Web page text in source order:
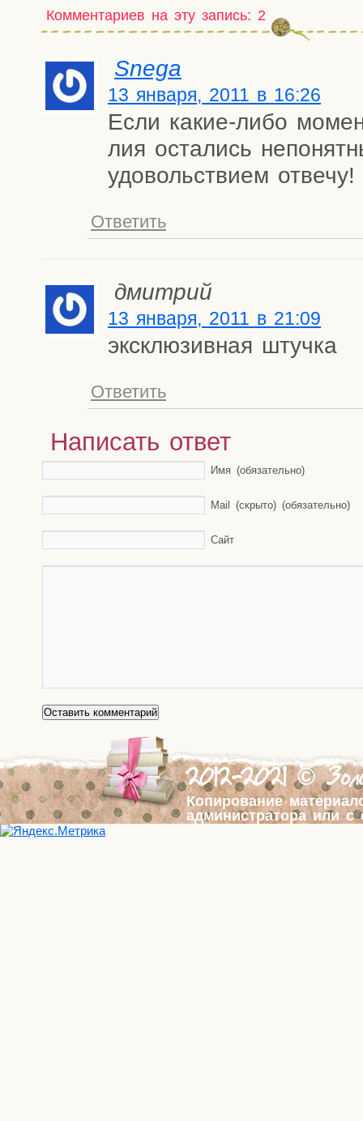
Комментариев на эту запись: 2
Snega
13 января, 2011 в 16:26
Если какие-либо
лия оста­лись
удо­воль­стви­ем отвечу!
Ответить
дмитрий
13 января, 2011 в 21:09
экс­клю­зив­ная штучка
Ответить
Написать ответ
Имя (обязательно)
Mail (скрыто) (обязательно)
Сайт
2012-2021 ©
Копирование
администратора или с